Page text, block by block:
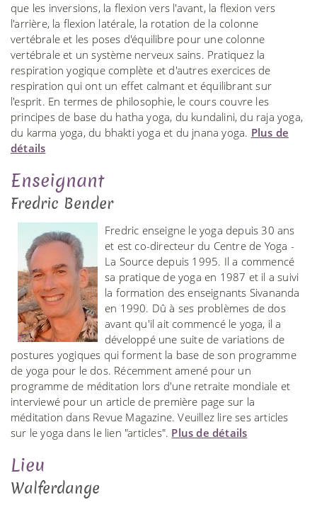
que les inversions, la flexion vers l'avant, la flexion vers
l'arrière, la flexion latérale, la rotation de la colonne
vertébrale et les poses d'équilibre pour une colonne
vertébrale et un système nerveux sains. Pratiquez la
respiration yogique complète et d'autres exercices de
respiration qui ont un effet calmant et équilibrant sur
l'esprit. En termes de philosophie, le cours couvre les
principes de base du hatha yoga, du kundalini, du raja yoga,
du karma yoga, du bhakti yoga et du jnana yoga. Plus de
détails
Enseignant
Fredric Bender
Fredric enseigne le yoga depuis 30 ans
et est co-directeur du Centre de Yoga -
La Source depuis 1995. Il a commencé
sa pratique de yoga en 1987 et il a suivi
la formation des enseignants Sivananda
en 1990. Dû à ses problèmes de dos
avant qu'il ait commencé le yoga, il a
développé une suite de variations de
postures yogiques qui forment la base de son programme
de yoga pour le dos. Récemment amené pour un
programme de méditation lors d'une retraite mondiale et
interviewé pour un article de première page sur la
méditation dans Revue Magazine. Veuillez lire ses articles
sur le yoga dans le lien "articles". Plus de détails
Lieu
Walferdange